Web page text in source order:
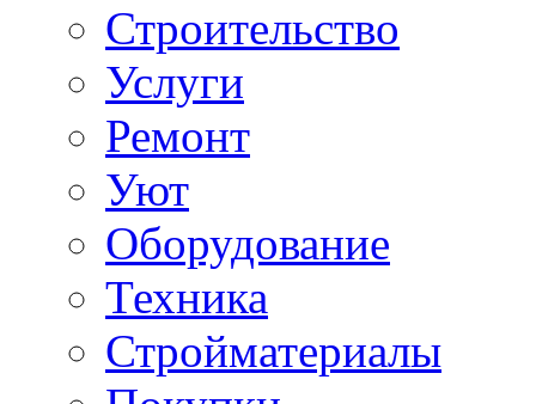
Строительство
Услуги
Ремонт
Уют
Оборудование
Техника
Стройматериалы